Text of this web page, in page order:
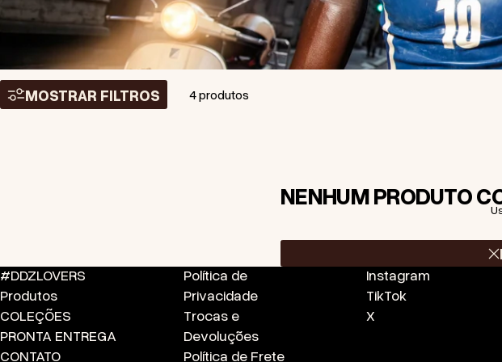
MOSTRAR FILTROS 4 produtos
NENHUM PRODUTO
#DDZLOVERS
Produtos
COLEÇÕES
PRONTA ENTREGA
CONTATO
Política de
Privacidade
Trocas e
Devoluções
Política de Frete
Instagram
TikTok
X